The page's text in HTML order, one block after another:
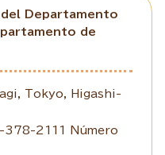
del Departamento
de
Tokyo, Higashi-
2111 Número